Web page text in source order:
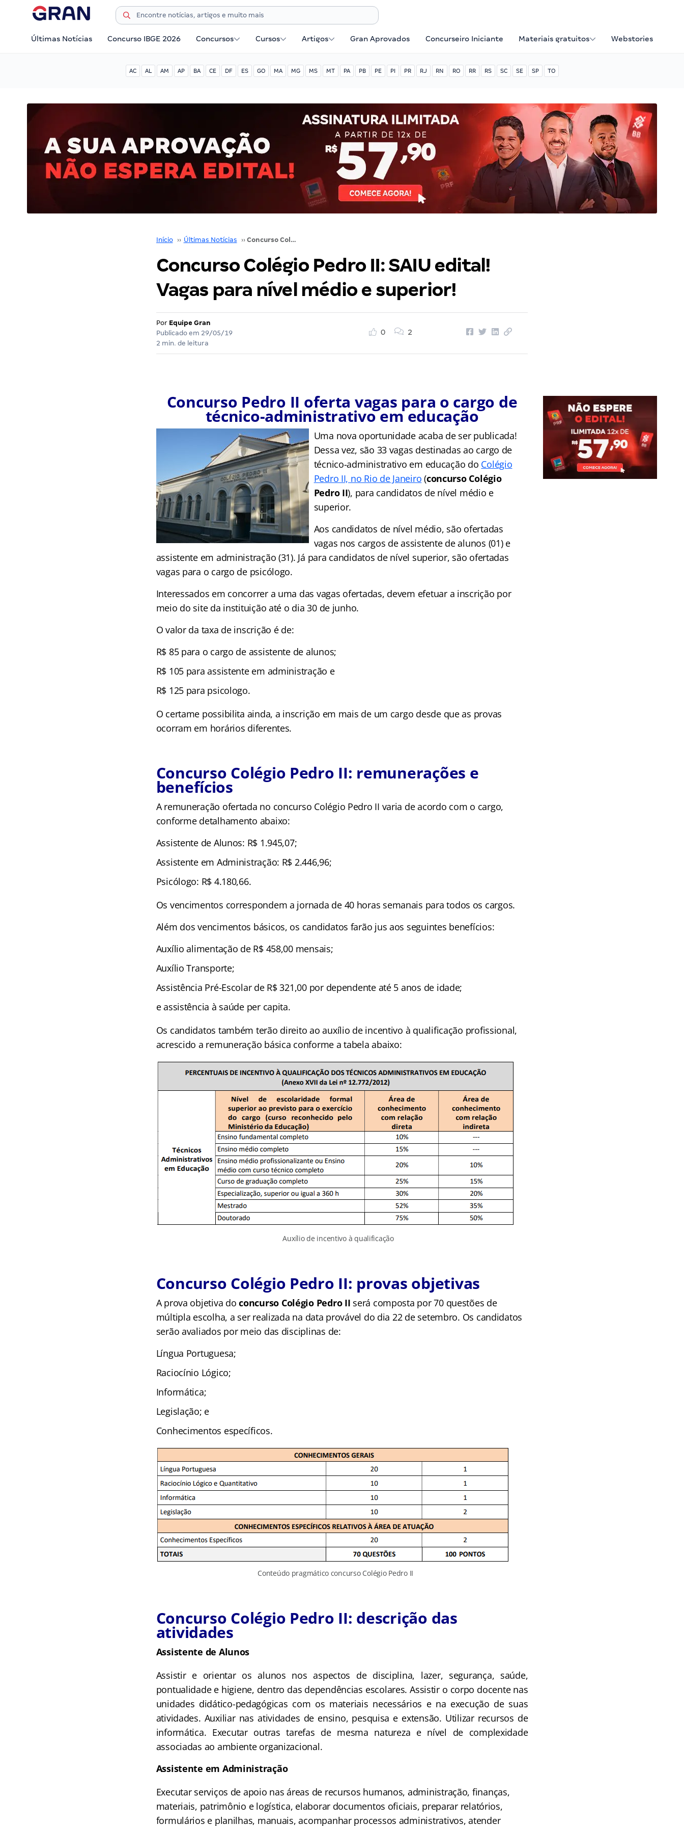
Últimas Notícias Concurso IBGE 2026 Concursos Cursos Artigos Gran Aprovados Concurseiro Iniciante Materiais gratuitos Webstories
AC AL AM AP BA CE DF ES GO MA MG MS MT PA PB PE PI PR RJ RN RO RR RS SC SE SP TO
Início ›› Últimas Notícias ›› Concurso Colégio Pedro II: SAIU edital! Vagas para nível médio e superior!
Concurso Colégio Pedro II: SAIU edital!
Vagas para nível médio e superior!
Por Equipe Gran
Publicado em 29/05/19
2 min. de leitura
0 2
Concurso Pedro II oferta vagas para o cargo de
técnico-administrativo em educação
Uma nova oportunidade acaba de ser publicada!
Dessa vez, são 33 vagas destinadas ao cargo de
técnico-administrativo em educação do Colégio
Pedro II, no Rio de Janeiro (concurso Colégio
Pedro II), para candidatos de nível médio e
superior.
Aos candidatos de nível médio, são ofertadas
vagas nos cargos de assistente de alunos (01) e
assistente em administração (31). Já para candidatos de nível superior, são ofertadas
vagas para o cargo de psicólogo.
Interessados em concorrer a uma das vagas ofertadas, devem efetuar a inscrição por
meio do site da instituição até o dia 30 de junho.
O valor da taxa de inscrição é de:
R$ 85 para o cargo de assistente de alunos;
R$ 105 para assistente em administração e
R$ 125 para psicologo.
O certame possibilita ainda, a inscrição em mais de um cargo desde que as provas
ocorram em horários diferentes.
Concurso Colégio Pedro II: remunerações e
benefícios
A remuneração ofertada no concurso Colégio Pedro II varia de acordo com o cargo,
conforme detalhamento abaixo:
Assistente de Alunos: R$ 1.945,07;
Assistente em Administração: R$ 2.446,96;
Psicólogo: R$ 4.180,66.
Os vencimentos correspondem a jornada de 40 horas semanais para todos os cargos.
Além dos vencimentos básicos, os candidatos farão jus aos seguintes benefícios:
Auxílio alimentação de R$ 458,00 mensais;
Auxílio Transporte;
Assistência Pré-Escolar de R$ 321,00 por dependente até 5 anos de idade;
e assistência à saúde per capita.
Os candidatos também terão direito ao auxílio de incentivo à qualificação profissional,
acrescido a remuneração básica conforme a tabela abaixo:
Auxílio de incentivo à qualificação
Concurso Colégio Pedro II: provas objetivas
A prova objetiva doconcurso Colégio Pedro II será composta por 70 questões de
múltipla escolha, a ser realizada na data provável do dia 22 de setembro. Os candidatos
serão avaliados por meio das disciplinas de:
Língua Portuguesa;
Raciocínio Lógico;
Informática;
Legislação; e
Conhecimentos específicos.
Conteúdo pragmático concurso Colégio Pedro II
Concurso Colégio Pedro II: descrição das
atividades
Assistente de Alunos
Assistir e orientar os alunos nos aspectos de disciplina, lazer, segurança, saúde,
pontualidade e higiene, dentro das dependências escolares. Assistir o corpo docente nas
unidades didático-pedagógicas com os materiais necessários e na execução de suas
atividades. Auxiliar nas atividades de ensino, pesquisa e extensão. Utilizar recursos de
informática. Executar outras tarefas de mesma natureza e nível de complexidade
associadas ao ambiente organizacional.
Assistente em Administração
Executar serviços de apoio nas áreas de recursos humanos, administração, finanças,
materiais, patrimônio e logística, elaborar documentos oficiais, preparar relatórios,
formulários e planilhas, manuais, acompanhar processos administrativos, atender